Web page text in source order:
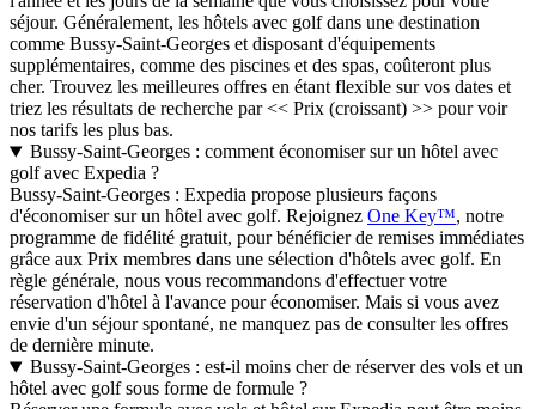
séjour. Généralement, les hôtels avec golf dans une destination
comme Bussy-Saint-Georges et disposant d'équipements
supplémentaires, comme des piscines et des spas, coûteront plus
cher. Trouvez les meilleures offres en étant flexible sur vos dates et
triez les résultats de recherche par << Prix (croissant) >> pour voir
nos tarifs les plus bas.
Bussy-Saint-Georges : comment économiser sur un hôtel avec
golf avec Expedia ?
Bussy-Saint-Georges : Expedia propose plusieurs façons
d'économiser sur un hôtel avec golf. Rejoignez One Key™, notre
programme de fidélité gratuit, pour bénéficier de remises immédiates
grâce aux Prix membres dans une sélection d'hôtels avec golf. En
règle générale, nous vous recommandons d'effectuer votre
réservation d'hôtel à l'avance pour économiser. Mais si vous avez
envie d'un séjour spontané, ne manquez pas de consulter les offres
de dernière minute.
Bussy-Saint-Georges : est-il moins cher de réserver des vols et un
hôtel avec golf sous forme de formule ?